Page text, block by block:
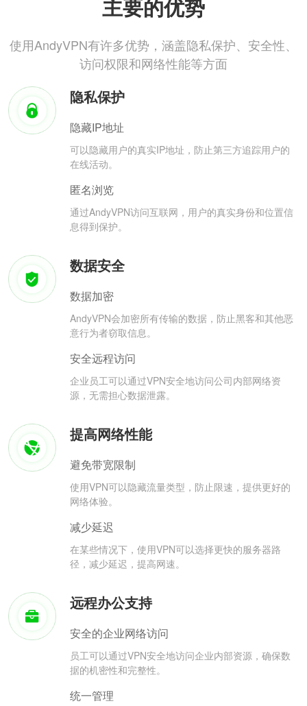
主要的优势
使用AndyVPN有许多优势，涵盖隐私保护、安全性、
访问权限和网络性能等方面
隐私保护
隐藏IP地址
可以隐藏用户的真实IP地址，防止第三方追踪用户的
在线活动。
匿名浏览
通过AndyVPN访问互联网，用户的真实身份和位置信
息得到保护。
数据安全
数据加密
AndyVPN会加密所有传输的数据，防止黑客和其他恶
意行为者窃取信息。
安全远程访问
企业员工可以通过VPN安全地访问公司内部网络资
源，无需担心数据泄露。
提高网络性能
避免带宽限制
使用VPN可以隐藏流量类型，防止限速，提供更好的
网络体验。
减少延迟
在某些情况下，使用VPN可以选择更快的服务器路
径，减少延迟，提高网速。
远程办公支持
安全的企业网络访问
员工可以通过VPN安全地访问企业内部资源，确保数
据的机密性和完整性。
统一管理